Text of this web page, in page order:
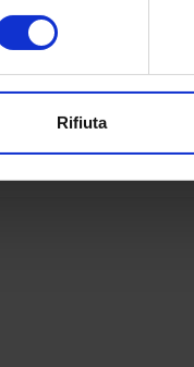
o ritirare il tuo
Rifiuta